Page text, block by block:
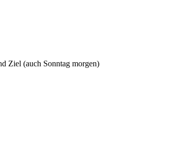
Ziel (auch Sonntag morgen)